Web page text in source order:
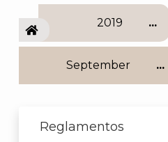
2019
September
Reglamentos